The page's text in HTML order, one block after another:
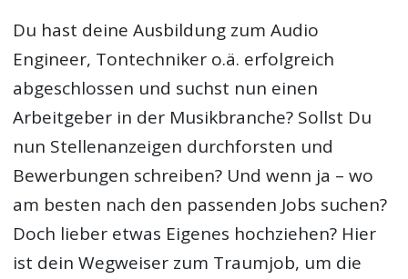
Du hast deine Ausbildung zum Audio
Engineer, Tontechniker o.ä. erfolgreich
abgeschlossen und suchst nun einen
Arbeitgeber in der Musikbranche? Sollst Du
nun Stellenanzeigen durchforsten und
Bewerbungen schreiben? Und wenn ja – wo
am besten nach den passenden Jobs suchen?
Doch lieber etwas Eigenes hochziehen? Hier
ist dein Wegweiser zum Traumjob, um die